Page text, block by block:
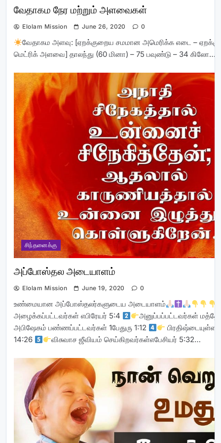
வேதாகம நேர மற்றும் அளவைகள்
Elolam Mission June 26, 2020 0
வேதாகம அளவு: [ஏறக்குறைய சமமான அமெரிக்க எடை –
மெட்ரிக் அளவை] தாலந்து (60 மினா) – 75 பவுண்டு – 34 கிலோ…
சிந்தனைக்கு
அப்போஸ்தல அடையாளம்
Elolam Mission June 19, 2020 0
உண்மையான அப்போஸ்தலர்களுடைய அடையாளம்
அழைக்கப்பட்டவர்கள் எபிரேயர் 5:4
அனுப்பப்பட்டவர்கள்
அபிஷேகம் பண்ணப்பட்டவர்கள் 1பேதுரு 1:12
14:26
விசுவாச ஜீவியம் செய்கிறவர்கள்எபேசியர் 5:32…